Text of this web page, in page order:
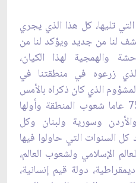
التي تليها، كل هذا الذي يجري
لنا من جديد ويؤكد لنا ‏من
والهمجية لهذا الكيان،
زرعوه في ‏منطقتنا في
الذي كان ذكراه بالأمس
ليتلظى بناره وحروبه منذ 75 ‏عاما شعوب المنطقة وأولها
وسورية ولبنان وكل
السنوات التي حاولوا فيها
الإسلامي ولشعوب العالم،
دولة قيم إنسانية،